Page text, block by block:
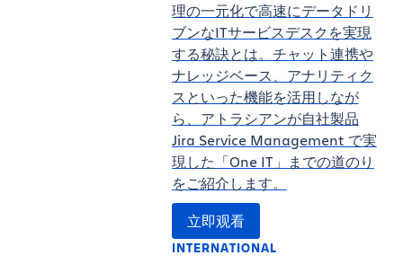
理の一元化で高速にデータドリ
ブンなITサービスデスクを実現
する秘訣とは。チャット連携や
ナレッジベース、アナリティク
スといった機能を活用しなが
ら、アトラシアンが自社製品
Jira Service Management で実
現した「One IT」までの道のり
をご紹介します。
立即观看
INTERNATIONAL